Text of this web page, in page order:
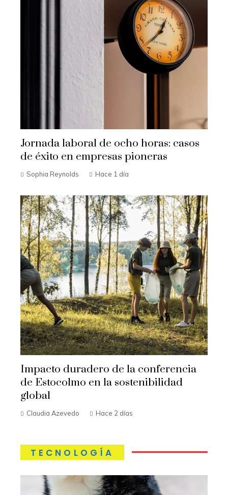
Jornada laboral de ocho horas: casos
de éxito en empresas pioneras
Sophia Reynolds Hace 1 día
Impacto duradero de la conferencia
de Estocolmo en la sostenibilidad
global
Claudia Azevedo Hace 2 días
TECNOLOGÍA